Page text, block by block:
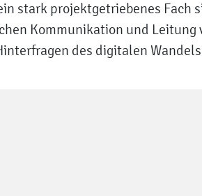
stark projektgetriebenes Fach
Kommunikation und
des digitalen